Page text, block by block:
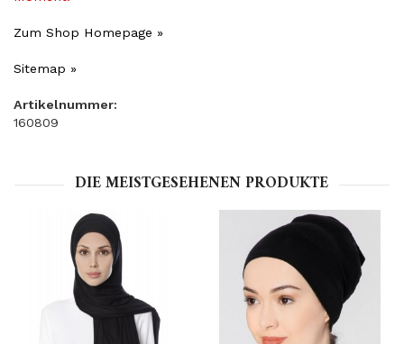
Zum Shop Homepage »
Sitemap »
Artikelnummer:
160809
DIE MEISTGESEHENEN PRODUKTE